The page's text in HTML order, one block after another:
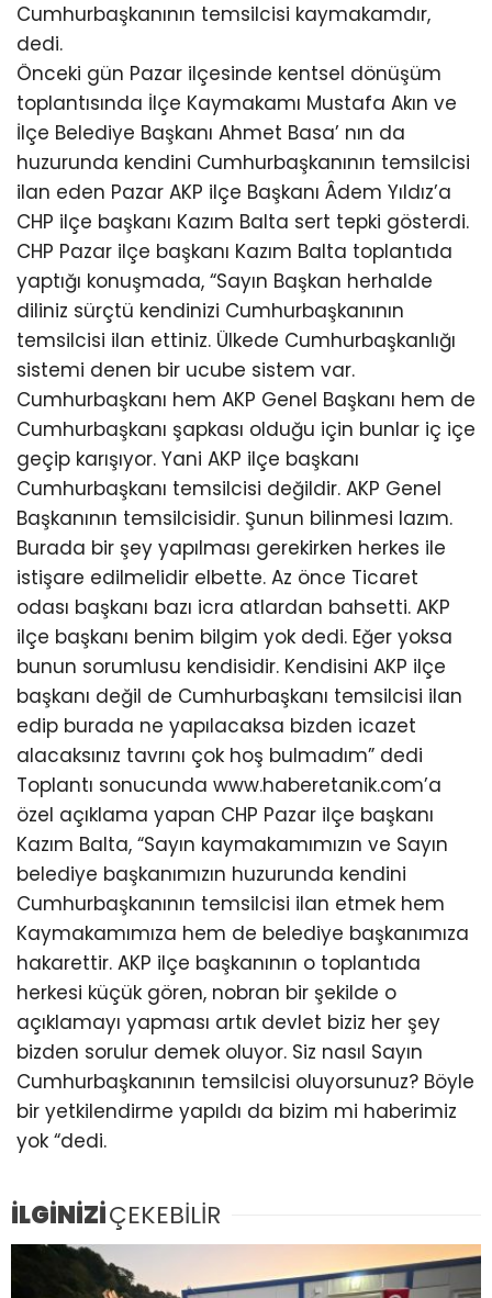
Cumhurbaşkanının temsilcisi kaymakamdır,
dedi.
Önceki gün Pazar ilçesinde kentsel dönüşüm
toplantısında İlçe Kaymakamı Mustafa Akın ve
İlçe Belediye Başkanı Ahmet Basa’ nın da
huzurunda kendini Cumhurbaşkanının temsilcisi
ilan eden Pazar AKP ilçe Başkanı Âdem Yıldız’a
CHP ilçe başkanı Kazım Balta sert tepki gösterdi.
CHP Pazar ilçe başkanı Kazım Balta toplantıda
yaptığı konuşmada, “Sayın Başkan herhalde
diliniz sürçtü kendinizi Cumhurbaşkanının
temsilcisi ilan ettiniz. Ülkede Cumhurbaşkanlığı
sistemi denen bir ucube sistem var.
Cumhurbaşkanı hem AKP Genel Başkanı hem de
Cumhurbaşkanı şapkası olduğu için bunlar iç içe
geçip karışıyor. Yani AKP ilçe başkanı
Cumhurbaşkanı temsilcisi değildir. AKP Genel
Başkanının temsilcisidir. Şunun bilinmesi lazım.
Burada bir şey yapılması gerekirken herkes ile
istişare edilmelidir elbette. Az önce Ticaret
odası başkanı bazı icra atlardan bahsetti. AKP
ilçe başkanı benim bilgim yok dedi. Eğer yoksa
bunun sorumlusu kendisidir. Kendisini AKP ilçe
başkanı değil de Cumhurbaşkanı temsilcisi ilan
edip burada ne yapılacaksa bizden icazet
alacaksınız tavrını çok hoş bulmadım” dedi
Toplantı sonucunda www.haberetanik.com’a
özel açıklama yapan CHP Pazar ilçe başkanı
Kazım Balta, “Sayın kaymakamımızın ve Sayın
belediye başkanımızın huzurunda kendini
Cumhurbaşkanının temsilcisi ilan etmek hem
Kaymakamımıza hem de belediye başkanımıza
hakarettir. AKP ilçe başkanının o toplantıda
herkesi küçük gören, nobran bir şekilde o
açıklamayı yapması artık devlet biziz her şey
bizden sorulur demek oluyor. Siz nasıl Sayın
Cumhurbaşkanının temsilcisi oluyorsunuz? Böyle
bir yetkilendirme yapıldı da bizim mi haberimiz
yok “dedi.
İLGİNİZİÇEKEBİLİR